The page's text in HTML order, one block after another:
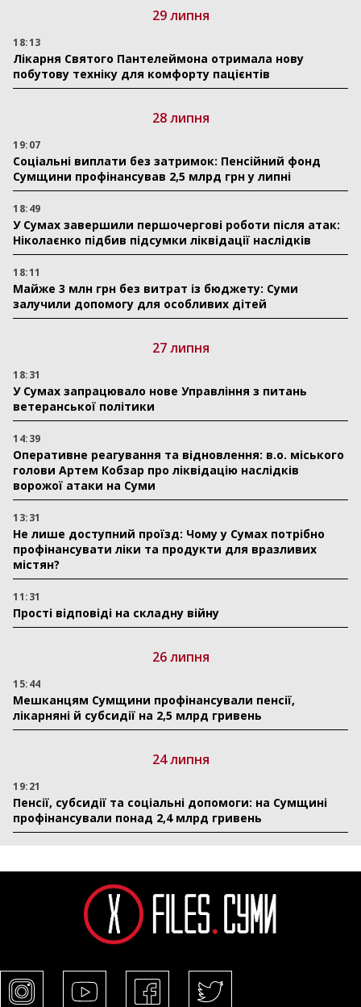
29 липня
18:13
Лікарня Святого Пантелеймона отримала нову
побутову техніку для комфорту пацієнтів
28 липня
19:07
Соціальні виплати без затримок: Пенсійний фонд
Сумщини профінансував 2,5 млрд грн у липні
18:49
У Сумах завершили першочергові роботи після атак:
Ніколаєнко підбив підсумки ліквідації наслідків
18:11
Майже 3 млн грн без витрат із бюджету: Суми
залучили допомогу для особливих дітей
27 липня
18:31
У Сумах запрацювало нове Управління з питань
ветеранської політики
14:39
Оперативне реагування та відновлення: в.о. міського
голови Артем Кобзар про ліквідацію наслідків
ворожої атаки на Суми
13:31
Не лише доступний проїзд: Чому у Сумах потрібно
профінансувати ліки та продукти для вразливих
містян?
11:31
Прості відповіді на складну війну
26 липня
15:44
Мешканцям Сумщини профінансували пенсії,
лікарняні й субсидії на 2,5 млрд гривень
24 липня
19:21
Пенсії, субсидії та соціальні допомоги: на Сумщині
профінансували понад 2,4 млрд гривень